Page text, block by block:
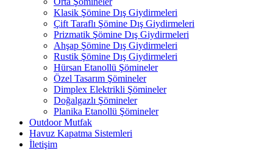
Klasik Şömine Dış Giydirmeleri
Çift Taraflı Şömine Dış Giydirmeleri
Prizmatik Şömine Dış Giydirmeleri
Ahşap Şömine Dış Giydirmeleri
Rustik Şömine Dış Giydirmeleri
Hürsan Etanollü Şömineler
Özel Tasarım Şömineler
Dimplex Elektrikli Şömineler
Doğalgazlı Şömineler
Planika Etanollü Şömineler
Outdoor Mutfak
Havuz Kapatma Sistemleri
İletişim